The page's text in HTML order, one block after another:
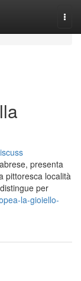
presenta
pittoresca località
per
la-gioiello-